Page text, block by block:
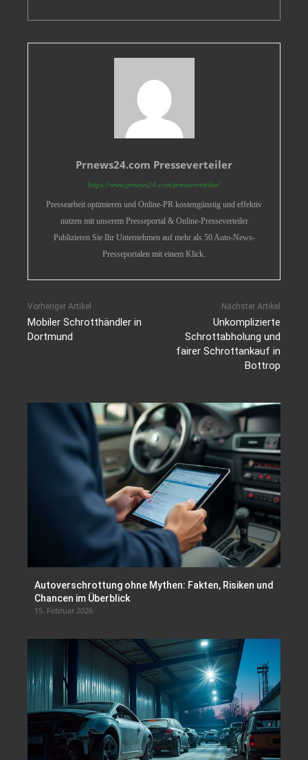
Prnews24.com Presseverteiler
https://www.prnews24.com/presseverteiler/
Pressearbeit optimieren und Online-PR kostengünstig und effektiv
nutzen mit unserem Presseportal & Online-Presseverteiler
Publizieren Sie Ihr Unternehmen auf mehr als 50 Auto-News-
Presseportalen mit einem Klick.
Vorheriger Artikel
Mobiler Schrotthändler in
Dortmund
Nächster Artikel
Unkomplizierte
Schrottabholung und
fairer Schrottankauf in
Bottrop
Autoverschrottung ohne Mythen: Fakten, Risiken und
Chancen im Überblick
15. Februar 2026